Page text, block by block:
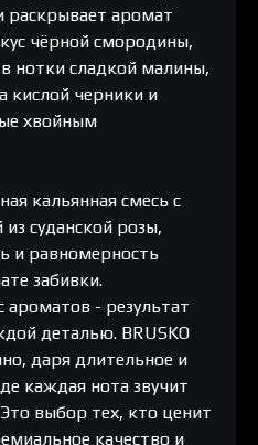
раскрывает аромат
чёрной смородины,
нотки сладкой малины,
кислой черники и
хвойным
кальянная смесь с
суданской розы,
и равномерность
забивки.
ароматов - результат
деталью. BRUSKO
даря длительное и
каждая нота звучит
выбор тех, кто ценит
качество и